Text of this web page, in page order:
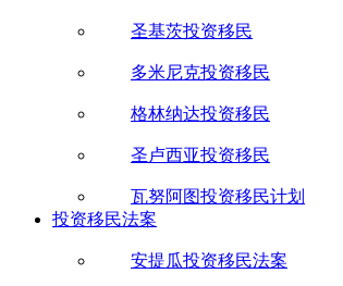
圣基茨投资移民
多米尼克投资移民
格林纳达投资移民
圣卢西亚投资移民
瓦努阿图投资移民计划
投资移民法案
安提瓜投资移民法案